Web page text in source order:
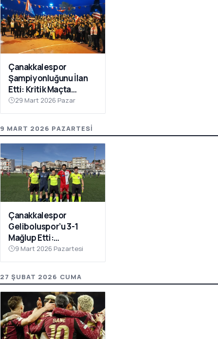
Çanakkalespor
Şampiyonluğunu İlan
Etti: Kritik Maçta
Galibiyet Geldi
29 Mart 2026 Pazar
9 MART 2026 PAZARTESI
Çanakkalespor
Geliboluspor’u 3-1
Mağlup Etti:
Yenilmezlik Serisi 18
Maça Çıktı
9 Mart 2026 Pazartesi
27 ŞUBAT 2026 CUMA